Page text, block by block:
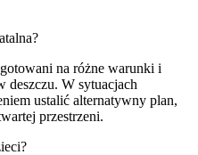
na różne warunki i
deszczu. W sytuacjach
ustalić alternatywny plan,
przestrzeni.